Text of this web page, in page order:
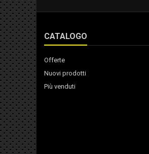
CATALOGO
Offerte
Nuovi prodotti
Più venduti